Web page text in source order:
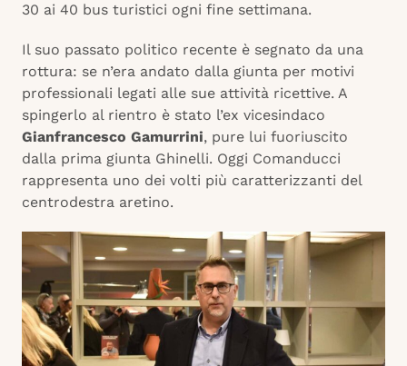
30 ai 40 bus turistici ogni fine settimana.
Il suo passato politico recente è segnato da una
rottura: se n’era andato dalla giunta per motivi
professionali legati alle sue attività ricettive. A
spingerlo al rientro è stato l’ex vicesindaco
Gianfrancesco Gamurrini, pure lui fuoriuscito
dalla prima giunta Ghinelli. Oggi Comanducci
rappresenta uno dei volti più caratterizzanti del
centrodestra aretino.